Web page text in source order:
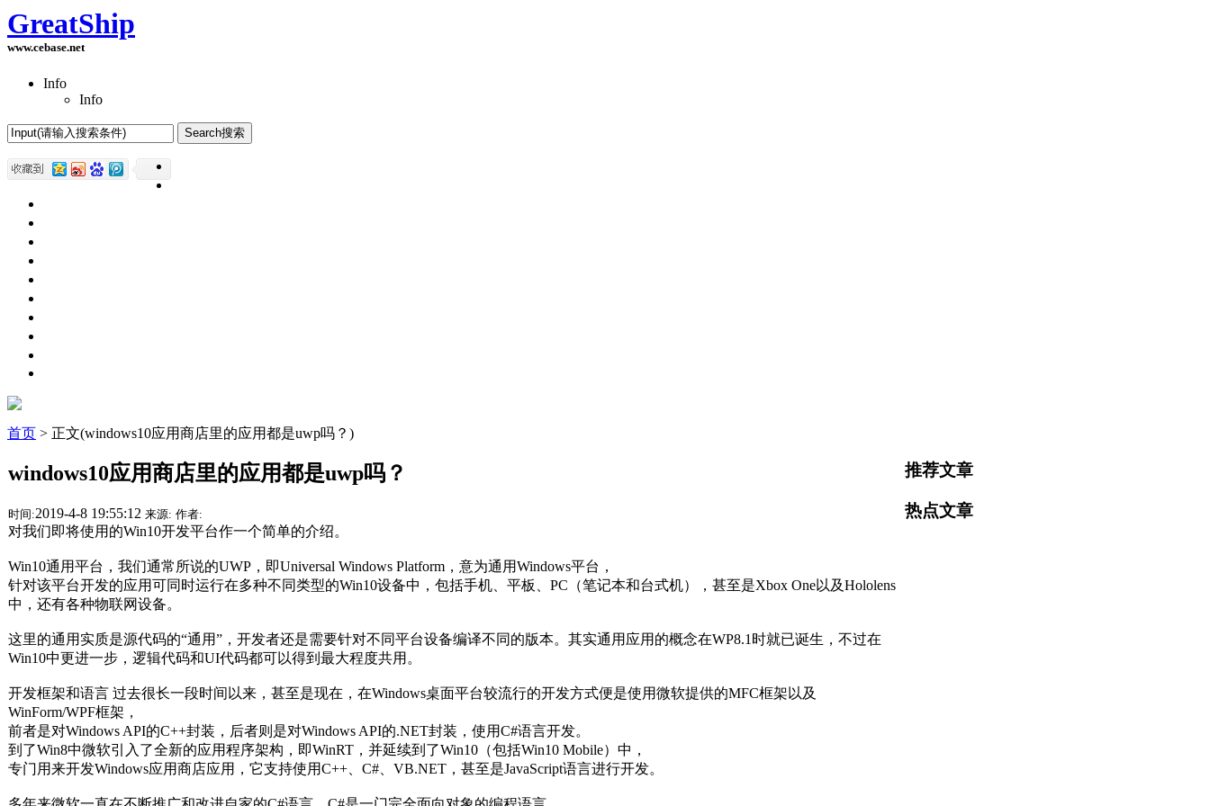
GreatShip
www.cebase.net
Info
Info
首页 > 正文(windows10应用商店里的应用都是uwp吗？)
windows10应用商店里的应用都是uwp吗？
时间:2019-4-8 19:55:12 来源: 作者:
对我们即将使用的Win10开发平台作一个简单的介绍。
Win10通用平台，我们通常所说的UWP，即Universal Windows Platform，意为通用Windows平台，
针对该平台开发的应用可同时运行在多种不同类型的Win10设备中，包括手机、平板、PC（笔记本和台式机），甚至是Xbox One以及Hololens
中，还有各种物联网设备。
这里的通用实质是源代码的“通用”，开发者还是需要针对不同平台设备编译不同的版本。其实通用应用的概念在WP8.1时就已诞生，不过在
Win10中更进一步，逻辑代码和UI代码都可以得到最大程度共用。
开发框架和语言 过去很长一段时间以来，甚至是现在，在Windows桌面平台较流行的开发方式便是使用微软提供的MFC框架以及
WinForm/WPF框架，
前者是对Windows API的C++封装，后者则是对Windows API的.NET封装，使用C#语言开发。
到了Win8中微软引入了全新的应用程序架构，即WinRT，并延续到了Win10（包括Win10 Mobile）中，
专门用来开发Windows应用商店应用，它支持使用C++、C#、VB.NET，甚至是JavaScript语言进行开发。
推荐文章
热点文章